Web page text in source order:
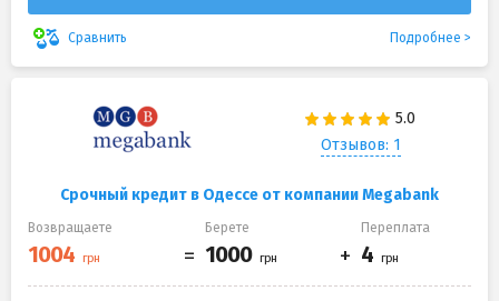
Сравнить Подробнее
Отзывов: 1
Срочный кредит в Одессе от компании Megabank
Возвращаете Берете Переплата